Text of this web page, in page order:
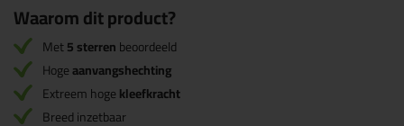
Waarom dit product?
Met5 sterrenbeoordeeld
Hogeaanvangshechting
Extreem hogekleefkracht
Breed inzetbaar